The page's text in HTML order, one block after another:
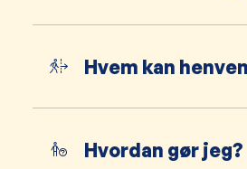
Hvem kan
Hvordan gør jeg?